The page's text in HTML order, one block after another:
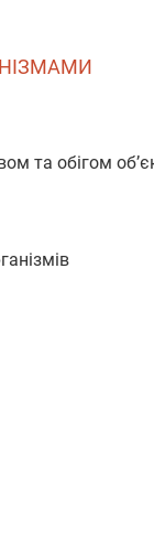
та обігом